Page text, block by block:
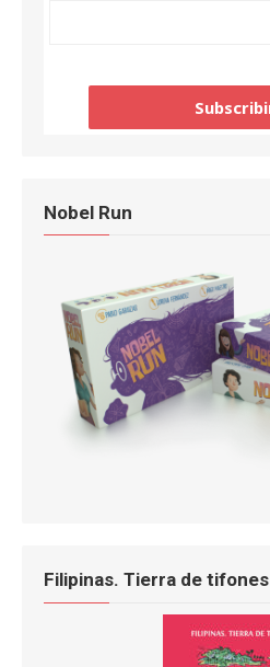
Nobel Run
Filipinas. Tierra de tifones